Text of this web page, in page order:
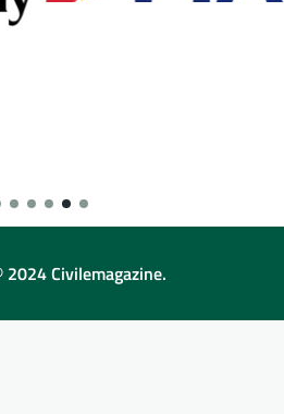
Civilemagazine.